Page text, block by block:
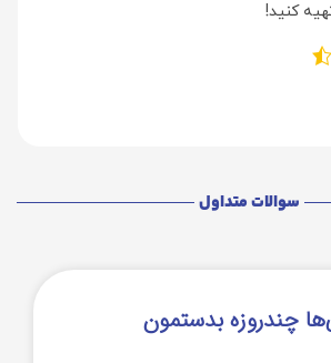
کنید!
سوالات متداول
چندروزه بدستمون